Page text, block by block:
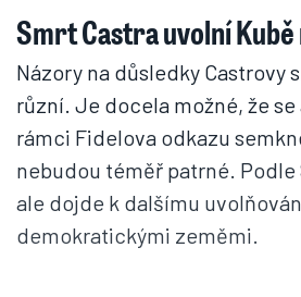
Smrt Castra uvolní
Názory na důsledky Castrovy
různí. Je docela možné, že
rámci Fidelova odkazu
nebudou téměř patrné.
ale dojde k dalšímu
demokratickými zeměmi.